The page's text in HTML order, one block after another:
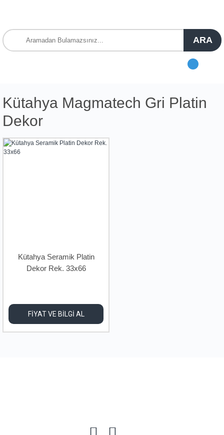
ARA
Kütahya Magmatech Gri Platin
Dekor
Kütahya Seramik Platin
Dekor Rek. 33x66
FİYAT VE BİLGİ AL